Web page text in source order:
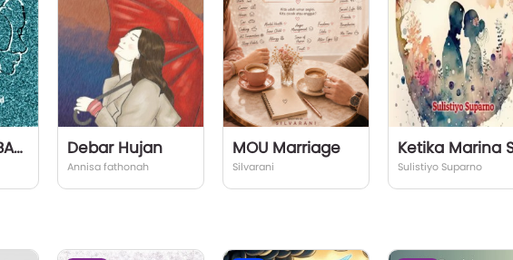
PEREMPUAN BATU Debar Hujan
Annisa fathonah
MOU Marriage
Silvarani Sulistiyo Suparno